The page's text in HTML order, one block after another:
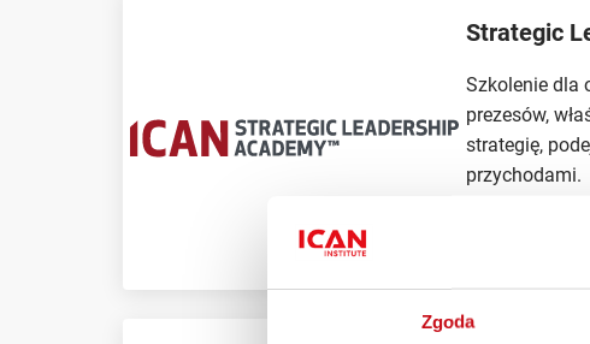
Zgoda
Strategic
Szkolenie dla
prezesów,
strategię,
przychodami.